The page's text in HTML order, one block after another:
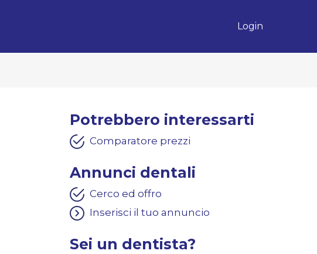
Login
Potrebbero interessarti
Comparatore prezzi
Annunci dentali
Cerco ed offro
Inserisci il tuo annuncio
Sei un dentista?